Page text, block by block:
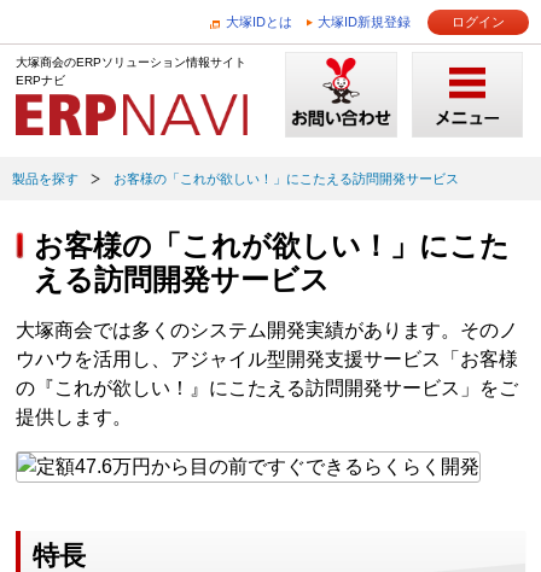
大塚IDとは 大塚ID新規登録 ログイン
大塚商会のERPソリューション情報サイト
ERPナビ
製品を探す お客様の「これが欲しい！」にこたえる訪問開発サービス
お客様の「これが欲しい！」にこた
える訪問開発サービス
大塚商会では多くのシステム開発実績があります。そのノ
ウハウを活用し、アジャイル型開発支援サービス「お客様
の『これが欲しい！』にこたえる訪問開発サービス」をご
提供します。
特長